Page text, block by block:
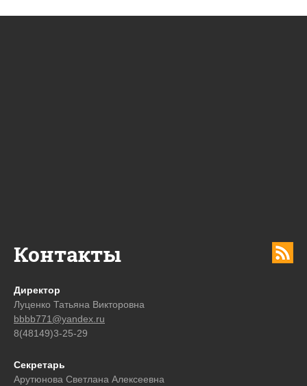
Контакты
Директор
Луценко Татьяна Викторовна
bbbb771@yandex.ru
8(48149)3-25-29
Секретарь
Арутюнова Светлана Алексеевна